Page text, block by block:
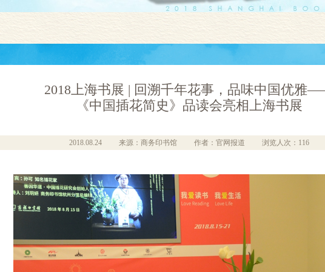
2018上海书展 | 回溯千年花事，品味中国优雅
《中国插花简史》品读会亮相上海书展
2018.08.24 来源：商务印书馆 作者：官网报道 浏览人次：116